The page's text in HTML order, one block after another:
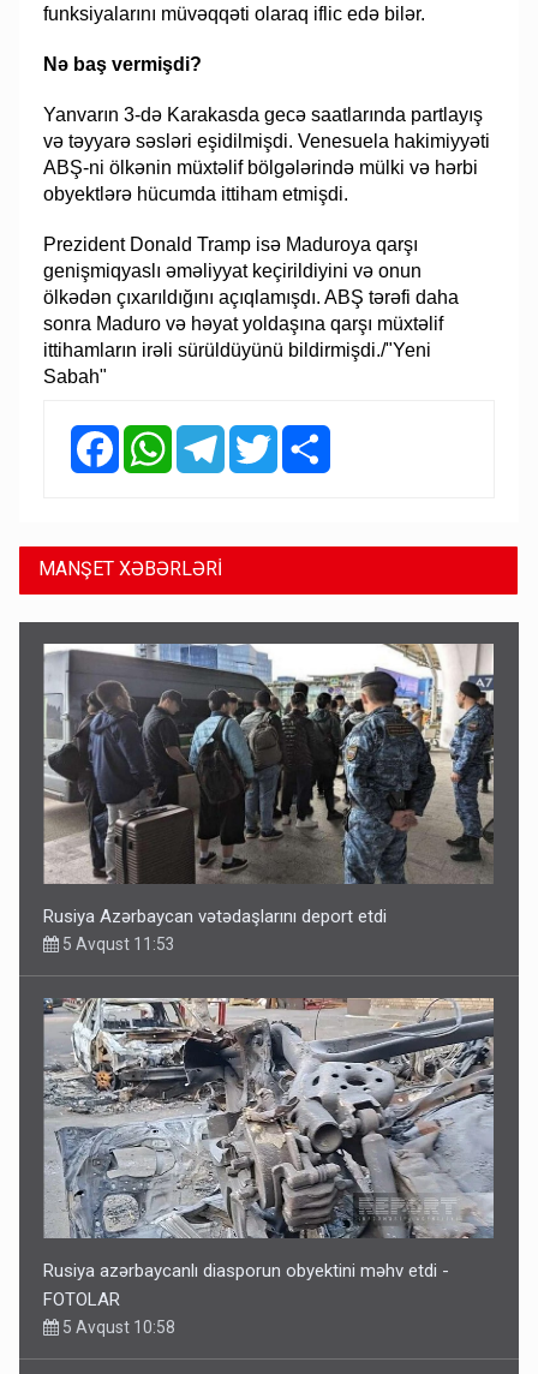
funksiyalarını müvəqqəti olaraq iflic edə bilər.
Nə baş vermişdi?
Yanvarın 3-də Karakasda gecə saatlarında partlayış
və təyyarə səsləri eşidilmişdi. Venesuela hakimiyyəti
ABŞ-ni ölkənin müxtəlif bölgələrində mülki və hərbi
obyektlərə hücumda ittiham etmişdi.
Prezident Donald Tramp isə Maduroya qarşı
genişmiqyaslı əməliyyat keçirildiyini və onun
ölkədən çıxarıldığını açıqlamışdı. ABŞ tərəfi daha
sonra Maduro və həyat yoldaşına qarşı müxtəlif
ittihamların irəli sürüldüyünü bildirmişdi./"Yeni
Sabah"
FacebookWhatsAppTelegramTwitter
MANŞET XƏBƏRLƏRİ
Rusiya Azərbaycan vətədaşlarını deport etdi
5 Avqust 11:53
Rusiya azərbaycanlı diasporun obyektini məhv etdi -
FOTOLAR
5 Avqust 10:58